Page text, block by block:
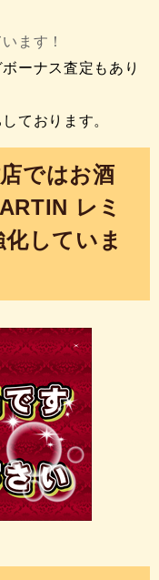
ます！
ーナス査定もあり
ております。
ではお酒
レミ
していま